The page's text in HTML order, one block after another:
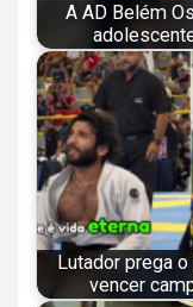
A AD Belém
Lutador prega
vencer